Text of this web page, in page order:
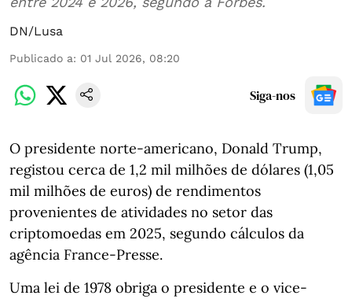
DN/Lusa
Publicado a: 01 Jul 2026, 08:20
Siga-nos
O presidente norte-americano, Donald Trump,
registou cerca de 1,2 mil milhões de dólares (1,05
mil milhões de euros) de rendimentos
provenientes de atividades no setor das
criptomoedas em 2025, segundo cálculos da
agência France-Presse.
Uma lei de 1978 obriga o presidente e o vice-